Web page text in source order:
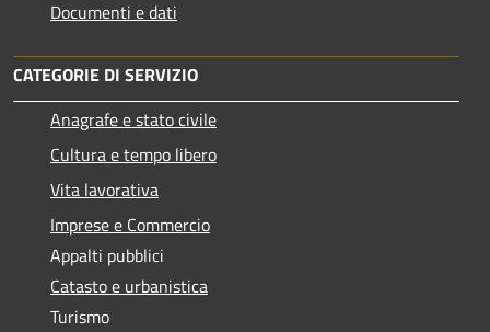
Documenti e dati
CATEGORIE DI SERVIZIO
Anagrafe e stato civile
Cultura e tempo libero
Vita lavorativa
Imprese e Commercio
Appalti pubblici
Catasto e urbanistica
Turismo